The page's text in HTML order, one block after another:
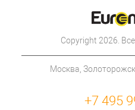
Copyright 2026.
Москва,
+7 495